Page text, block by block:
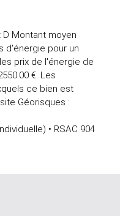
D Montant moyen
d'énergie pour un
prix de l'énergie de
€. Les
ce bien est
Géorisques :
• RSAC 904